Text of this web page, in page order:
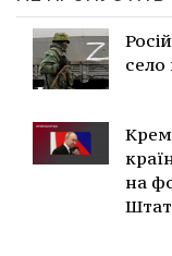
село
на